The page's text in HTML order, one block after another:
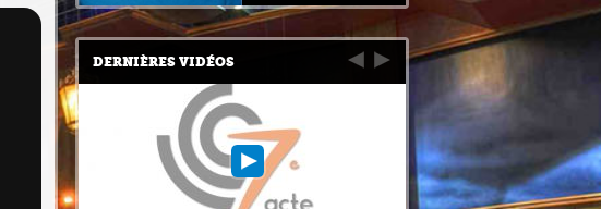
DERNIÈRES VIDÉOS